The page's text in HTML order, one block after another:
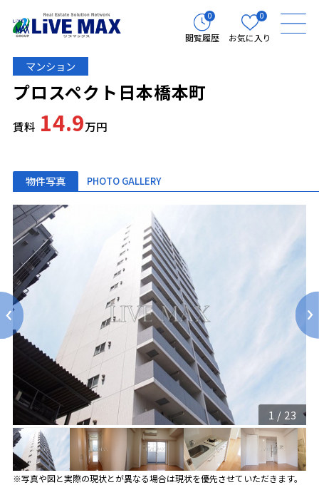
0
閲覧履歴
0
お気に入り
マンション
プロスペクト日本橋本町
賃料 14.9万円
物件写真 PHOTO GALLERY
1 / 23
※写真や図と実際の現状とが異なる場合は現状を優先させていただきます。